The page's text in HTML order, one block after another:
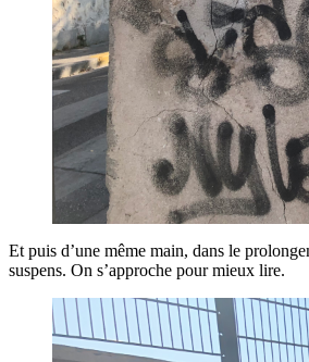
Et puis d’une même main, dans le
suspens. On s’approche pour mieux lire.